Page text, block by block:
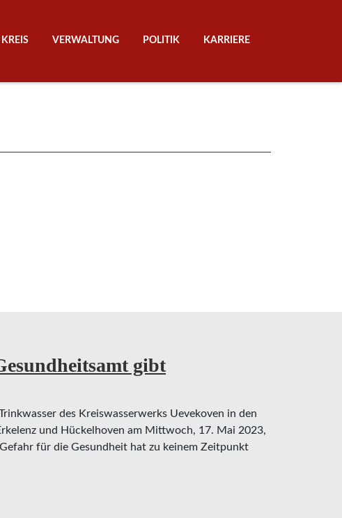
VERWALTUNG POLITIK KARRIERE
gibt
des Kreiswasserwerks Uevekoven in den
und Hückelhoven am Mittwoch, 17. Mai 2023,
für die Gesundheit hat zu keinem Zeitpunkt
gibt Entwarnung